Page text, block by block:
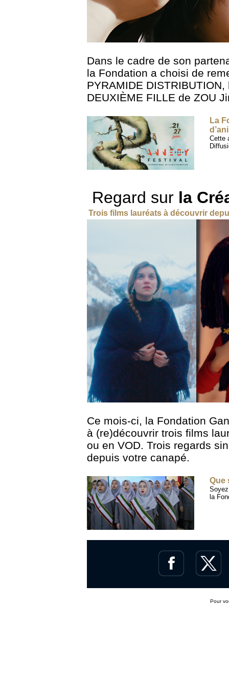
Dans le cadre de son
la Fondation a choisi de
PYRAMIDE DISTRIBUTION,
DEUXIÈME FILLE de ZOU
La
Cette
Regard sur la
Trois films lauréats à découvrir
Ce mois-ci, la Fondation
à (re)découvrir trois films
ou en VOD. Trois regards
depuis votre canapé.
Que
la
Pour